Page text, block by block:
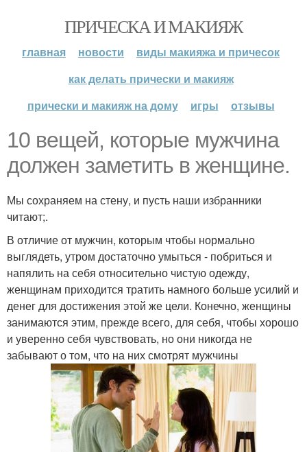
ПРИЧЕСКА И МАКИЯЖ
главная новости
виды макияжа и причесок
как делать прически и макияж
прически и макияж на дому
игры отзывы
10 вещей, которые мужчина
должен заметить в женщине.
Мы сохраняем на стену, и пусть наши избранники
читают;.
В отличие от мужчин, которым чтобы нормально
выглядеть, утром достаточно умыться - побриться и
напялить на себя относительно чистую одежду,
женщинам приходится тратить намного больше усилий и
денег для достижения этой же цели. Конечно, женщины
занимаются этим, прежде всего, для себя, чтобы хорошо
и уверенно себя чувствовать, но они никогда не
забывают о том, что на них смотрят мужчины